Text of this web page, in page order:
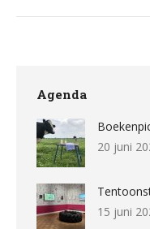
Agenda
20 juni
15 juni